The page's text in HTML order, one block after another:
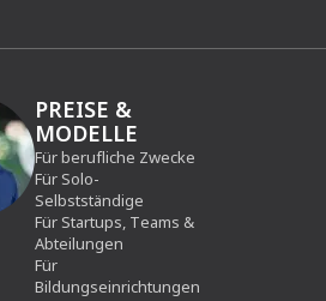
PREISE &
MODELLE
Für berufliche Zwecke
Für Solo-
Selbstständige
Für Startups, Teams &
Abteilungen
Für
Bildungseinrichtungen